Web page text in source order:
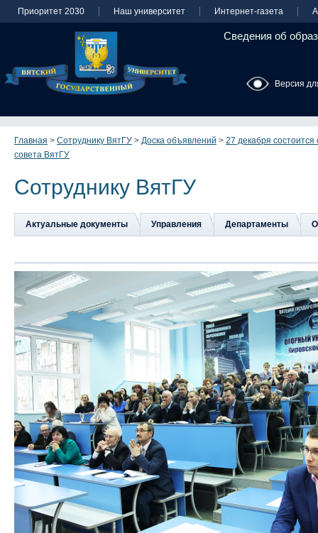
Приоритет 2030 Наш университет Интернет-газета
Сведения об
Версия
Главная > Сотруднику ВятГУ > Доска объявлений > 27 декабря
совета ВятГУ
Сотруднику ВятГУ
Актуальные документы Управления Департаменты